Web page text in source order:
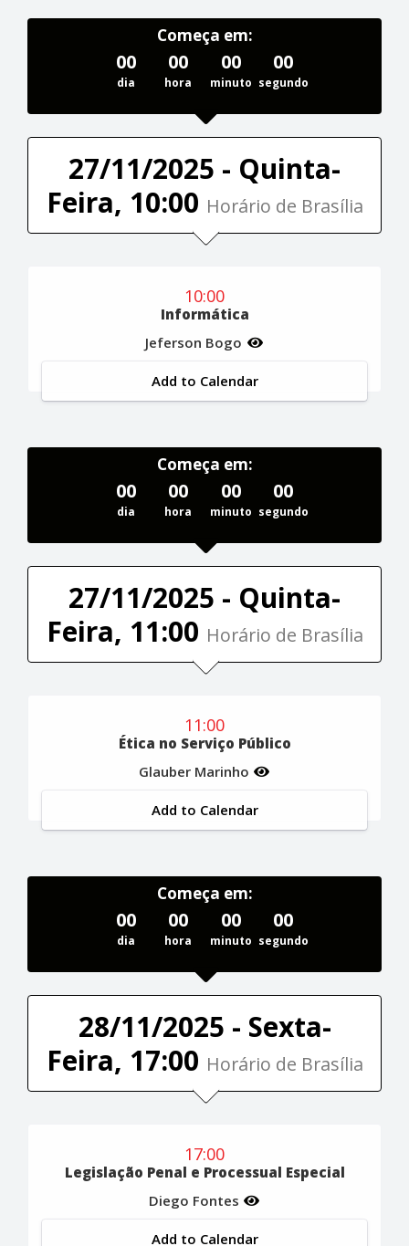
Começa em:
00
dia
00
hora
00
minuto
00
segundo
27/11/2025 - Quinta-
Feira, 10:00 Horário de Brasília
10:00
Informática
Jeferson Bogo
Add to Calendar
Começa em:
00
dia
00
hora
00
minuto
00
segundo
27/11/2025 - Quinta-
Feira, 11:00 Horário de Brasília
11:00
Ética no Serviço Público
Glauber Marinho
Add to Calendar
Começa em:
00
dia
00
hora
00
minuto
00
segundo
28/11/2025 - Sexta-
Feira, 17:00 Horário de Brasília
17:00
Legislação Penal e Processual Especial
Diego Fontes
Add to Calendar